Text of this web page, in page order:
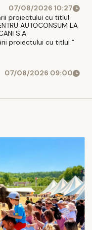
07/08/2026 10:27
proiectului cu titlul
AUTOCONSUM LA
S.A
proiectului cu titlul ”
07/08/2026 09:00